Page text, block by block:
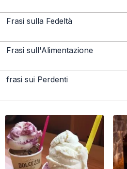
Frasi sulla Fedeltà
Frasi sull'Alimentazione
frasi sui Perdenti